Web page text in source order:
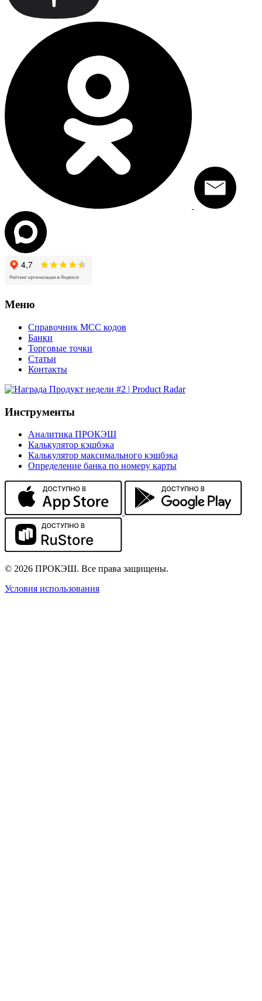
Меню
Справочник MCC кодов
Банки
Торговые точки
Статьи
Контакты
Инструменты
Аналитика ПРОКЭШ
Калькулятор кэшбэка
Калькулятор максимального кэшбэка
Определение банка по номеру карты
© 2026 ПРОКЭШ. Все права защищены.
Условия использования